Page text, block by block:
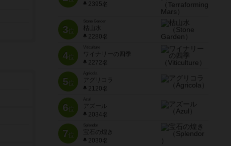
2395名
3位
Stone Garden
枯山水
2280名
4位
Viticulture
ワイナリーの四季
2272名
5位
Agricola
アグリコラ
2120名
6位
Azul
アズール
2034名
7位
宝石の煌き
2030名